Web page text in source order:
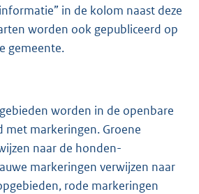
in de kolom naast deze
worden ook gepubliceerd op
gemeente.
worden in de openbare
met markeringen. Groene
naar de honden-
markeringen verwijzen naar
rode markeringen